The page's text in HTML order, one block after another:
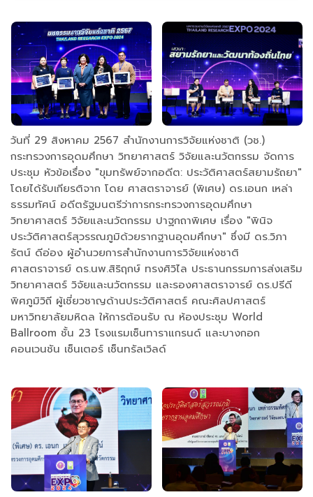
วันที่ 29 สิงหาคม 2567 สำนักงานการวิจัยแห่งชาติ (วช.)
กระทรวงการอุดมศึกษา วิทยาศาสตร์ วิจัยและนวัตกรรม จัดการ
ประชุม หัวข้อเรื่อง "ขุมทรัพย์จากอดีต: ประวัติศาสตร์สยามรัถยา"
โดยได้รับเกียรติจาก โดย ศาสตราจารย์ (พิเศษ) ดร.เอนก เหล่า
ธรรมทัศน์ อดีตรัฐมนตรีว่าการกระทรวงการอุดมศึกษา
วิทยาศาสตร์ วิจัยและนวัตกรรม ปาฐกถาพิเศษ เรื่อง "พินิจ
ประวัติศาสตร์สุวรรณภูมิด้วยรากฐานอุดมศึกษา" ซึ่งมี ดร.วิภา
รัตน์ ดีอ่อง ผู้อำนวยการสำนักงานการวิจัยแห่งชาติ
ศาสตราจารย์ ดร.นพ.สิริฤกษ์ ทรงศิวิไล ประธานกรรมการส่งเสริม
วิทยาศาสตร์ วิจัยและนวัตกรรม และรองศาสตราจารย์ ดร.ปรีดี
พิศภูมิวิถี ผู้เชี่ยวชาญด้านประวัติศาสตร์ คณะศิลปศาสตร์
มหาวิทยาลัยมหิดล ให้การต้อนรับ ณ ห้องประชุม World
Ballroom ชั้น 23 โรงแรมเซ็นทาราแกรนด์ และบางกอก
คอนเวนชัน เซ็นเตอร์ เซ็นทรัลเวิลด์